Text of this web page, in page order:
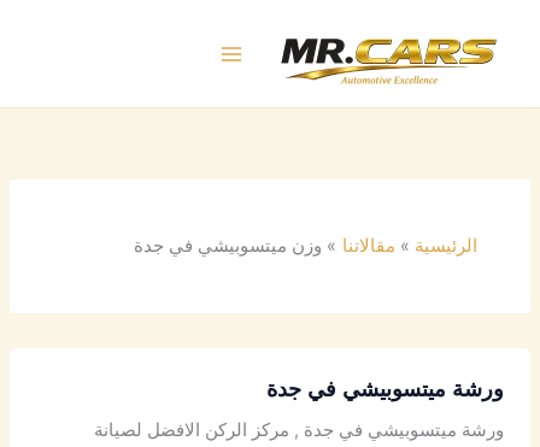
المحتوى
الرئيسية مقالاتنا وزن ميتسوبيشي في جدة
ورشة ميتسوبيشي في جدة
ورشة ميتسوبيشي في جدة , مركز الركن الافضل لصيانة